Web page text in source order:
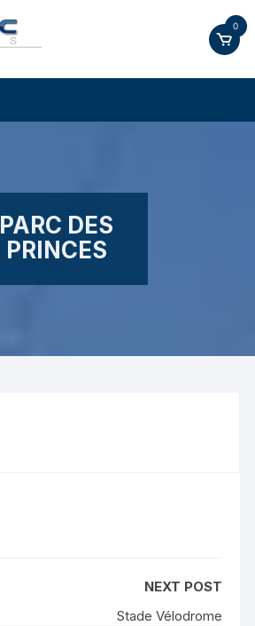
0
PARC DES
PRINCES
NEXT POST
Stade Vélodrome